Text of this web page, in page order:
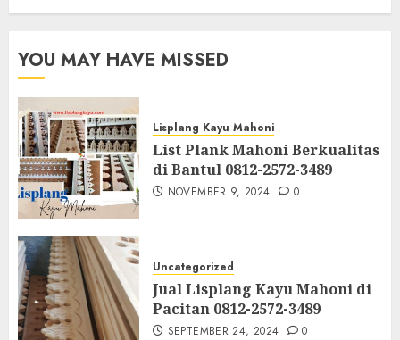
YOU MAY HAVE MISSED
Lisplang Kayu Mahoni
List Plank Mahoni Berkualitas
di Bantul 0812-2572-3489
NOVEMBER 9, 2024 0
Uncategorized
Jual Lisplang Kayu Mahoni di
Pacitan 0812-2572-3489
SEPTEMBER 24, 2024 0